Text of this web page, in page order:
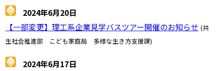
2024年6月20日
【一部変更】理工系企業見学バスツアー開催のお知らせ (共
生社会推進部 こども家庭局 多様な生き方支援課)
2024年6月17日